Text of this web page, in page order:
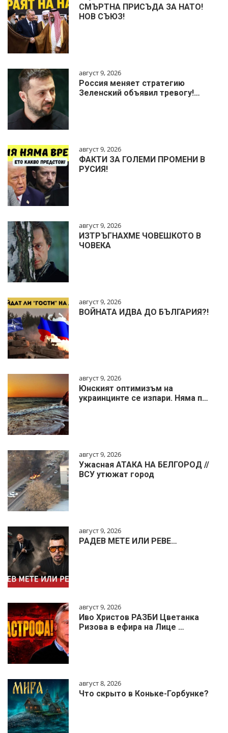
СМЪРТНА ПРИСЪДА ЗА НАТО!
НОВ СЪЮЗ!
август 9, 2026
Россия меняет стратегию
Зеленский объявил тревогу!…
август 9, 2026
ФАКТИ ЗА ГОЛЕМИ ПРОМЕНИ В
РУСИЯ!
август 9, 2026
ИЗТРЪГНАХМЕ ЧОВЕШКОТО В
ЧОВЕКА
август 9, 2026
ВОЙНАТА ИДВА ДО БЪЛГАРИЯ?!
август 9, 2026
Юнският оптимизъм на
украинцинте се изпари. Няма п…
август 9, 2026
Ужасная АТАКА НА БЕЛГОРОД //
ВСУ утюжат город
август 9, 2026
РАДЕВ МЕТЕ ИЛИ РЕВЕ…
август 9, 2026
Иво Христов РАЗБИ Цветанка
Ризова в ефира на Лице …
август 8, 2026
Что скрыто в Коньке-Горбунке?